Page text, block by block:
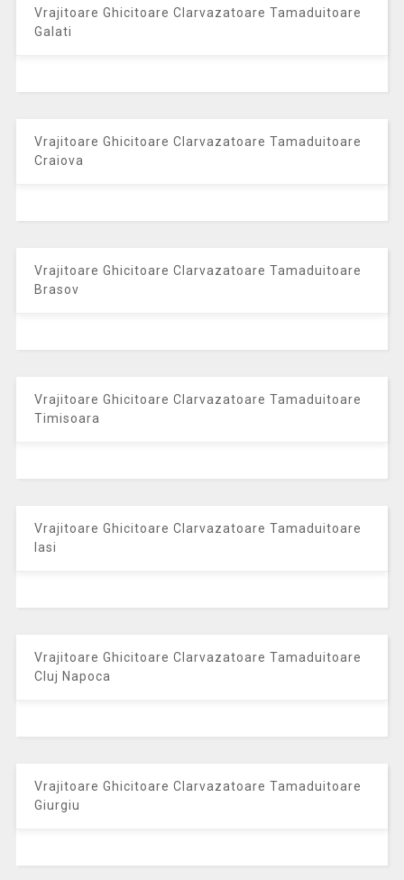
Vrajitoare Ghicitoare Clarvazatoare Tamaduitoare
Galati
Vrajitoare Ghicitoare Clarvazatoare Tamaduitoare
Craiova
Vrajitoare Ghicitoare Clarvazatoare Tamaduitoare
Brasov
Vrajitoare Ghicitoare Clarvazatoare Tamaduitoare
Timisoara
Vrajitoare Ghicitoare Clarvazatoare Tamaduitoare
Iasi
Vrajitoare Ghicitoare Clarvazatoare Tamaduitoare
Cluj Napoca
Vrajitoare Ghicitoare Clarvazatoare Tamaduitoare
Giurgiu